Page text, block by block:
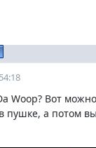
Woop? Вот
пушке, а потом